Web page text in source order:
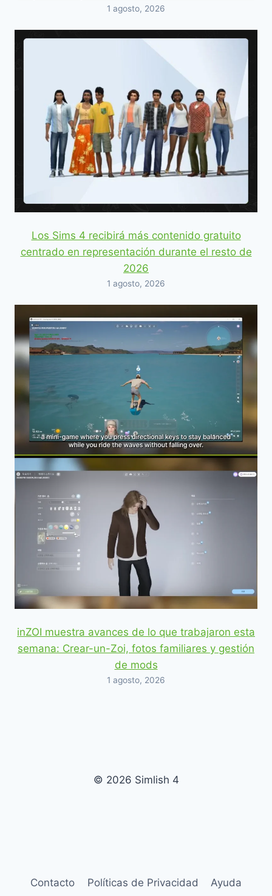
1 agosto, 2026
Los Sims 4 recibirá más contenido gratuito
centrado en representación durante el resto de
2026
1 agosto, 2026
inZOI muestra avances de lo que trabajaron esta
semana: Crear-un-Zoi, fotos familiares y gestión
de mods
1 agosto, 2026
© 2026 Simlish 4
Contacto Políticas de Privacidad Ayuda